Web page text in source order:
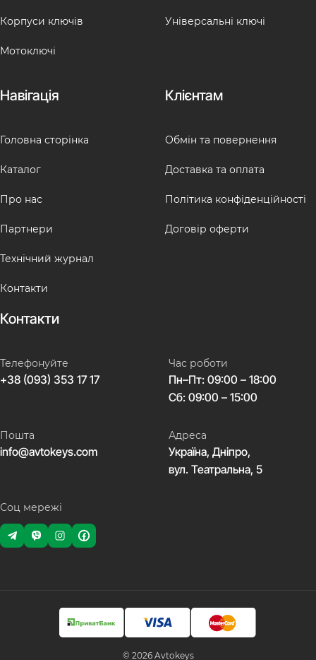
Корпуси ключів
Мотоключі
Універсальні ключі
Навігація
Головна сторінка
Каталог
Про нас
Партнери
Технічний журнал
Контакти
Клієнтам
Обмін та повернення
Доставка та оплата
Політика конфіденційності
Договір оферти
Контакти
Телефонуйте
+38 (093) 353 17 17
Час роботи
Пн–Пт: 09:00 – 18:00
Сб: 09:00 – 15:00
Пошта
info@avtokeys.com
Адреса
Україна, Дніпро,
вул. Театральна, 5
Соц мережі
© 2026 Avtokeys